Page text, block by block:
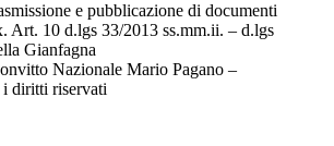
e pubblicazione di documenti
Art. 10 d.lgs 33/2013 ss.mm.ii. – d.lgs
Gianfagna
Nazionale Mario Pagano –
i diritti riservati